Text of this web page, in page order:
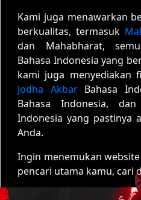
Kami juga menawarkan
berkualitas, termasuk
dan Mahabharat,
Bahasa Indonesia yang
kami juga menyediakan
Jodha AkbarBahasa
Bahasa Indonesia, dan
Indonesia yang pastinya
Anda.
Ingin menemukan
pencari utama kamu, cari